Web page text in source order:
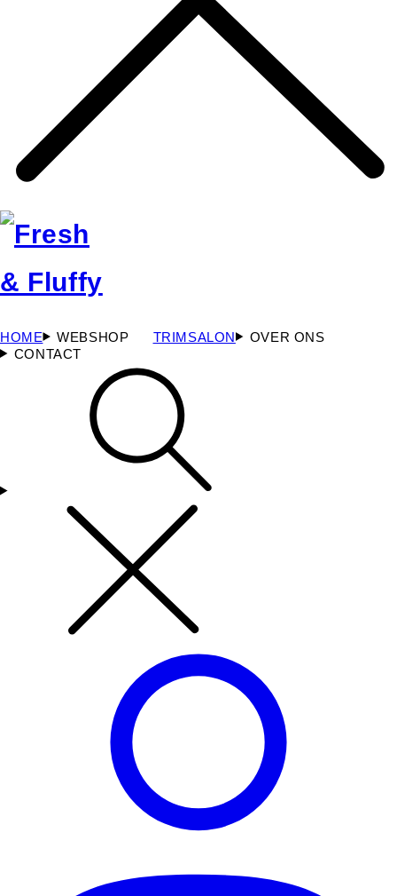
HOME WEBSHOP TRIMSALON
OVER ONS
CONTACT